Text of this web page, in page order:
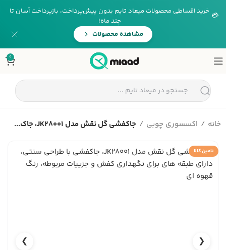
💳 خرید اقساطی محصولات میعاد تایم بدون پیش‌پرداخت، بازپرداخت آسان تا
چند ماه!
مشاهده محصولات
0
خانه اکسسوری چوبی جاکفشی گل نقش مدل JK28001، جاک...
تامین کالا
❮
❯